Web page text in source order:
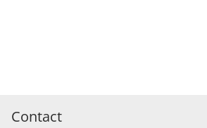
Contact